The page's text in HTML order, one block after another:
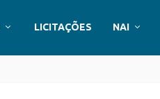
LICITAÇÕES NAI